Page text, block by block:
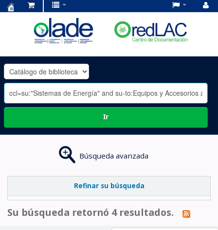
OLADE
-
Ir
Búsqueda avanzada
Refinar su búsqueda
Su búsqueda retornó 4 resultados.